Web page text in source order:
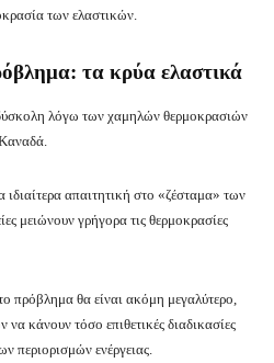
των ελαστικών.
τα κρύα ελαστικά
λόγω των χαμηλών θερμοκρασιών
απαιτητική στο «ζέσταμα» των
μειώνουν γρήγορα τις θερμοκρασίες
πρόβλημα θα είναι ακόμη μεγαλύτερο,
κάνουν τόσο επιθετικές διαδικασίες
περιορισμών ενέργειας.